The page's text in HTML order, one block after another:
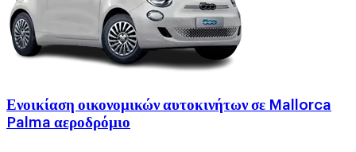
Ενοικίαση οικονομικών αυτοκινήτων σε Mallorca
Palma αεροδρόμιο